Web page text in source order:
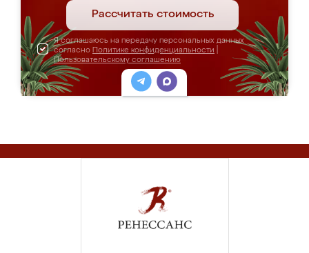
Рассчитать стоимость
Я соглашаюсь на передачу персональных данных
согласно Политике конфиденциальности
Пользовательскому соглашению